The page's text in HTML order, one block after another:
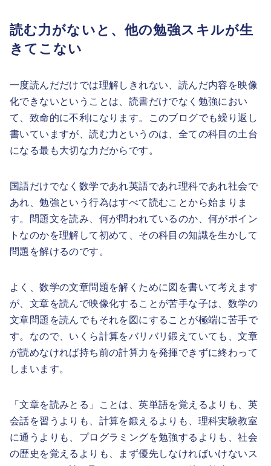
読む力がないと、他の勉強スキルが生
きてこない
一度読んだだけでは理解しきれない、読んだ内容を映像
化できないということは、読書だけでなく勉強におい
て、致命的に不利になります。このブログでも繰り返し
書いていますが、読む力というのは、全ての科目の土台
になる最も大切な力だからです。
国語だけでなく数学であれ英語であれ理科であれ社会で
あれ、勉強という行為はすべて読むことから始まりま
す。問題文を読み、何が問われているのか、何がポイン
トなのかを理解して初めて、その科目の知識を生かして
問題を解けるのです。
よく、数学の文章問題を解くために図を書いて考えます
が、文章を読んで映像化することが苦手な子は、数学の
文章問題を読んでもそれを図にすることが極端に苦手で
す。なので、いくら計算をバリバリ鍛えていても、文章
が読めなければ持ち前の計算力を発揮できずに終わって
しまいます。
「文章を読みとる」ことは、英単語を覚えるよりも、英
会話を習うよりも、計算を鍛えるよりも、理科実験教室
に通うよりも、プログラミングを勉強するよりも、社会
の歴史を覚えるよりも、まず優先しなければいけないス